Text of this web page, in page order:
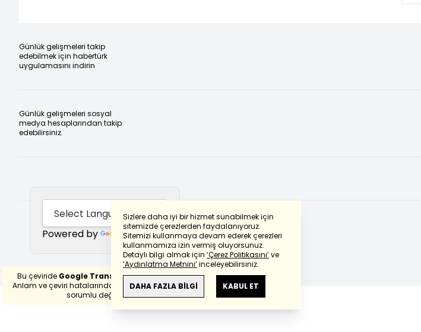
Sizlere daha iyi bir hizmet sunabilmek için
sitemizde çerezlerden faydalanıyoruz.
Sitemizi kullanmaya devam ederek çerezleri
kullanmamıza izin vermiş oluyorsunuz.
Detaylı bilgi almak için ‘Çerez Politikasını’ve
‘Aydınlatma Metnini’inceleyebilirsiniz.
DAHA FAZLA BİLGİ KABUL ET
Günlük gelişmeleri takip
edebilmek için habertürk
uygulamasını indirin
Günlük gelişmeleri sosyal
medya hesaplarından takip
edebilirsiniz.
Powered by Translate
Bu çeviride Google Transletekullanılmıştır.
Anlam ve çeviri hatalarından
haberturk.com
sorumlu değildir.